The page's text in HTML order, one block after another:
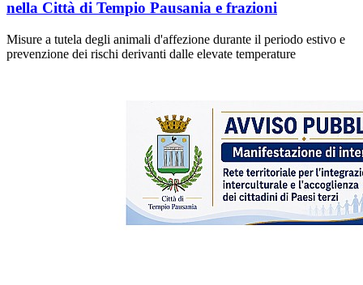
nella Città di Tempio Pausania e frazioni
Misure a tutela degli animali d'affezione durante il periodo estivo e
prevenzione dei rischi derivanti dalle elevate temperature